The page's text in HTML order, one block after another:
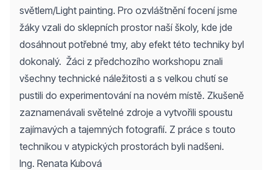
světlem/Light painting. Pro ozvláštnění focení jsme
žáky vzali do sklepních prostor naší školy, kde jde
dosáhnout potřebné tmy, aby efekt této techniky byl
dokonalý. Žáci z předchozího workshopu znali
všechny technické náležitosti a s velkou chutí se
pustili do experimentování na novém místě. Zkušeně
zaznamenávali světelné zdroje a vytvořili spoustu
zajímavých a tajemných fotografií. Z práce s touto
technikou v atypických prostorách byli nadšeni.
Ing. Renata Kubová